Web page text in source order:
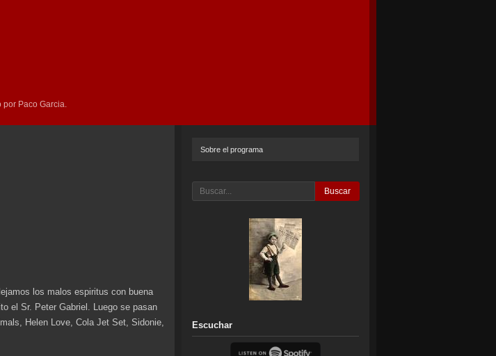
por Paco Garcia.
los malos espiritus con buena
el Sr. Peter Gabriel. Luego se pasan
Helen Love, Cola Jet Set, Sidonie,
Sobre el programa
Buscar
Escuchar